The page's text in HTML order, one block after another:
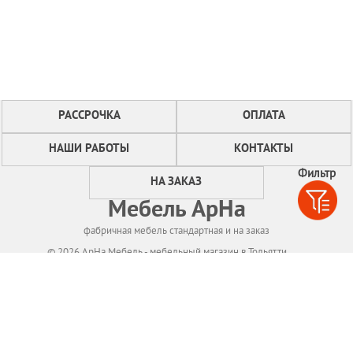
Фильтр
РАССРОЧКА ОПЛАТА
НАШИ РАБОТЫ КОНТАКТЫ
НА ЗАКАЗ
Мебель АрНа
фабричная мебель стандартная и на заказ
© 2026 АрНа Мебель - мебельный магазин в Тольятти